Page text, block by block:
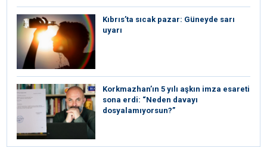
Kıbrıs’ta sıcak pazar: Güneyde sarı
uyarı
Korkmazhan’ın 5 yılı aşkın imza esareti
sona erdi: “Neden davayı
dosyalamıyorsun?”